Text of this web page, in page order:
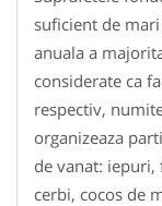
suficient de
anuala a
considerate ca
respectiv,
organizeaza
de vanat:
cerbi, cocos de